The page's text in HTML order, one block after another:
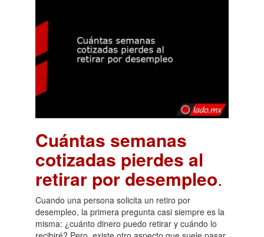
Cuántas semanas
cotizadas pierdes al
retirar por desempleo.
Cuando una persona solicita un retiro por
desempleo, la primera pregunta casi siempre es la
misma: ¿cuánto dinero puedo retirar y cuándo lo